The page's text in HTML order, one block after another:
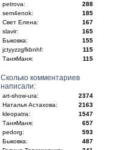
petrova:
288
sem4enok:
185
Свет Елена:
167
slavir:
165
Быковка:
155
jctyyzzgfkbnhf:
115
ТаняМаня:
115
Сколько комментариев
написали:
art-show-ura:
2374
Наталья Астахова:
2163
kleopatra:
1547
ТаняМаня:
657
pedorg:
593
Быковка:
487